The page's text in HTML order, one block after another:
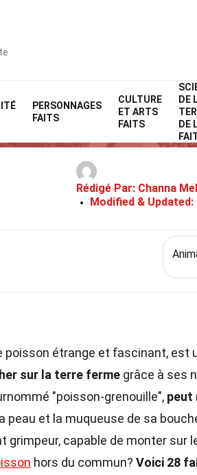
PERSONNAGES
FAITS
CULTURE
ET ARTS
FAITS
DE
DE
28
Rédigé Par: Channa
Modified & Updated:
poisson étrange et fascinant, est
sur la terre ferme grâce à ses
"poisson-grenouille", peut
peau et la muqueuse de sa
grimpeur, capable de monter sur
hors du commun? Voici 28